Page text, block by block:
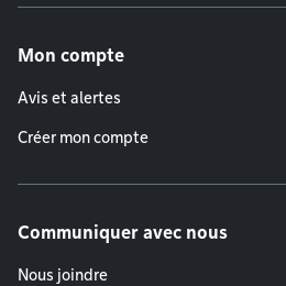
Mon compte
Avis et alertes
Créer mon compte
Communiquer avec nous
Nous joindre